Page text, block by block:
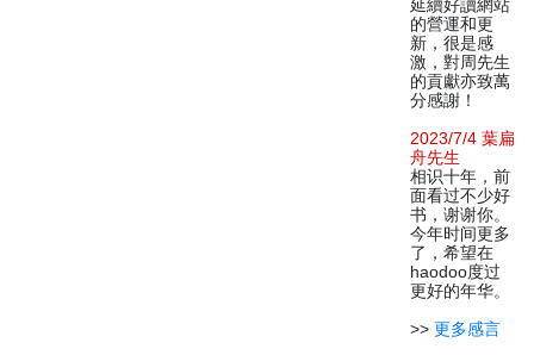
延續好讀網站
的營運和更
新，很是感
激，對周先生
的貢獻亦致萬
分感謝！
2023/7/4 葉扁
舟先生
相识十年，前
面看过不少好
书，谢谢你。
今年时间更多
了，希望在
haodoo度过
更好的年华。
>> 更多感言